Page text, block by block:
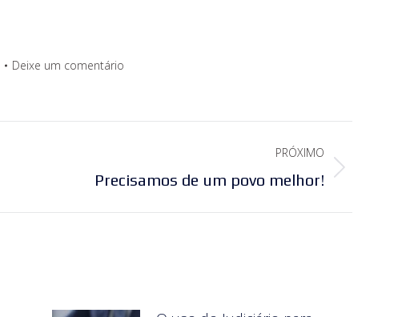
Deixe um comentário
PRÓXIMO
Precisamos de um povo melhor!